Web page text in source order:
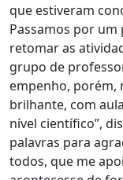
que estiveram
Passamos por
retomar as
grupo de
empenho, porém,
brilhante, com
nível científico”,
palavras para
todos, que me